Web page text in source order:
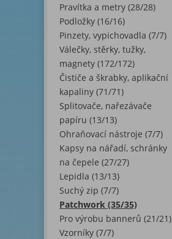
Pravítka a metry (28/28)
Podložky (16/16)
Pinzety, vypichovadla (7/7)
Válečky, stěrky, tužky,
magnety (172/172)
Čističe a škrabky, aplikační
kapaliny (71/71)
Splitovače, nařezávače
papíru (13/13)
Ohraňovací nástroje (7/7)
Kapsy na nářadí, schránky
na čepele (27/27)
Lepidla (13/13)
Suchý zip (7/7)
Patchwork (35/35)
Pro výrobu bannerů (21/21)
Vzorníky (7/7)